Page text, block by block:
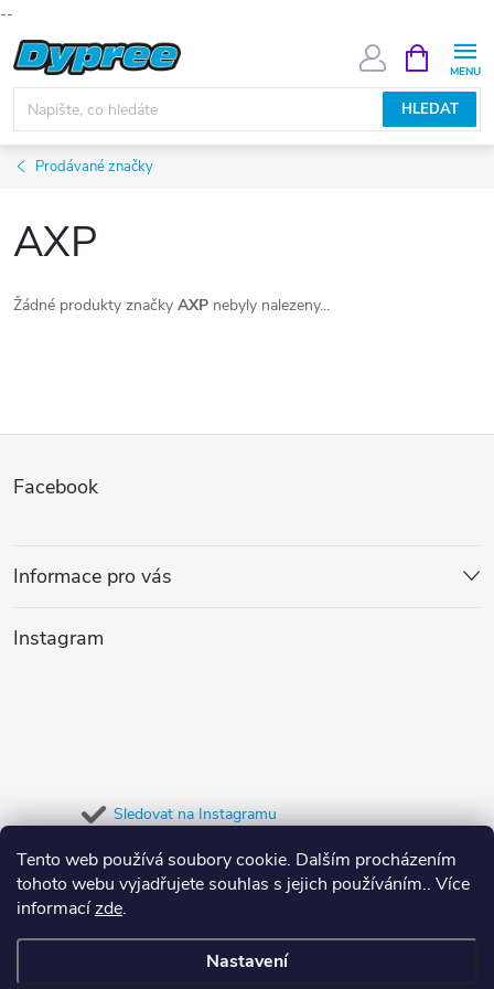
--
Tento web používá soubory cookie. Dalším procházením
tohoto webu vyjadřujete souhlas s jejich používáním.. Více
informacízde.
Nastavení
Přejít
na
obsah
HLEDAT
NÁKUPNÍ
KOŠÍK
Prodávané značky
AXP
Žádné produkty značky AXP nebyly nalezeny...
p
a
Facebook
Informace pro vás
Instagram
Sledovat na Instagramu
Přijímáme online platby